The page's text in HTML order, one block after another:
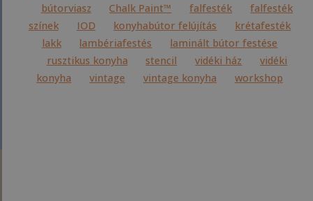
bútorviasz
Chalk Paint™ falfesték
falfesték
színek
IOD konyhabútor felújítás
krétafesték
lakk
lambériafestés
laminált bútor festése
rusztikus konyha
stencil vidéki ház
vidéki
konyha
vintage vintage konyha workshop